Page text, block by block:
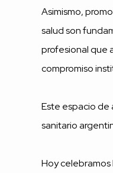
Asimismo,
salud son
profesional que
compromiso
Este espacio de
sanitario
Hoy